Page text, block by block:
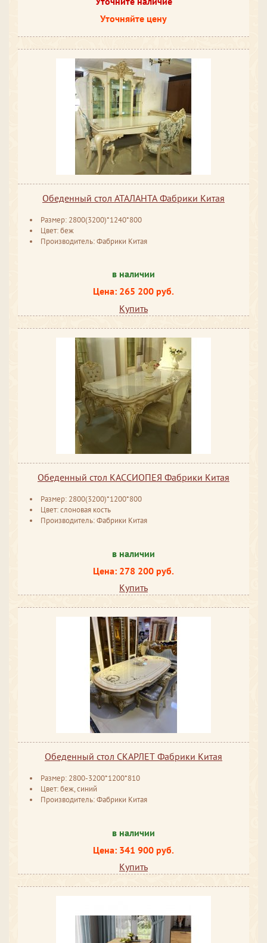
Уточняйте цену
Обеденный стол АТАЛАНТА Фабрики Китая
Размер: 2800(3200)*1240*800
Цвет: беж
Производитель: Фабрики Китая
в наличии
Цена: 265 200 руб.
Купить
Обеденный стол КАССИОПЕЯ Фабрики Китая
Размер: 2800(3200)*1200*800
Цвет: слоновая кость
Производитель: Фабрики Китая
в наличии
Цена: 278 200 руб.
Купить
Обеденный стол СКАРЛЕТ Фабрики Китая
Размер: 2800-3200*1200*810
Цвет: беж, синий
Производитель: Фабрики Китая
в наличии
Цена: 341 900 руб.
Купить